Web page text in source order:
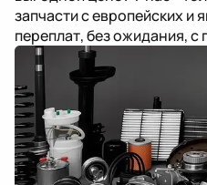
запчасти с европейских и
переплат, без ожидания, с